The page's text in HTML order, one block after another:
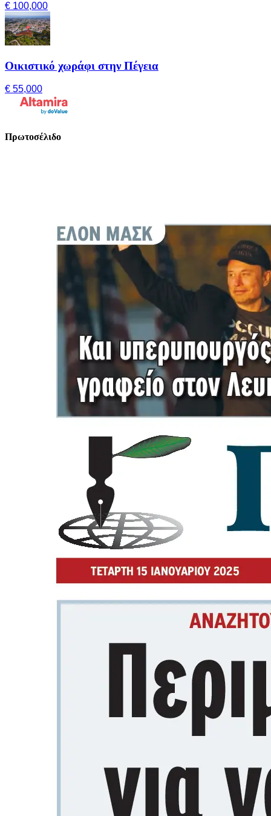
€ 100,000
Οικιστικό χωράφι στην Πέγεια
€ 55,000
Πρωτοσέλιδο